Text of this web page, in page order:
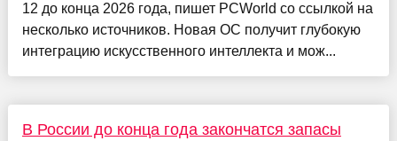
12 до конца 2026 года, пишет PCWorld со ссылкой на
несколько источников. Новая ОС получит глубокую
интеграцию искусственного интеллекта и мож...
В России до конца года закончатся запасы